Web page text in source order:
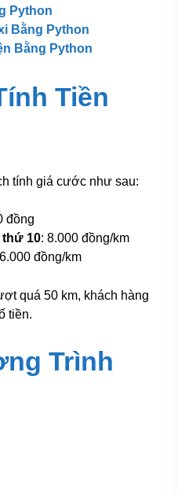
Python
Bằng Python
Bằng Python
Tiền
tính giá cước như sau:
đồng
thứ 10: 8.000 đồng/km
đồng/km
quá 50 km, khách hàng
tiền.
Trình